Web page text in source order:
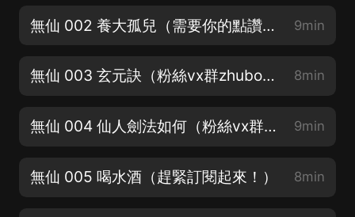
無仙 002 養大孤兒（需要你的點讚、訂閱、評論） 9min
無仙 003 玄元訣（粉絲vx群zhuboyifan，備注是聽友哦） 8min
無仙 004 仙人劍法如何（粉絲vx群zhuboyifan，備注是聽友哦） 9min
無仙 005 喝水酒（趕緊訂閱起來！） 8min